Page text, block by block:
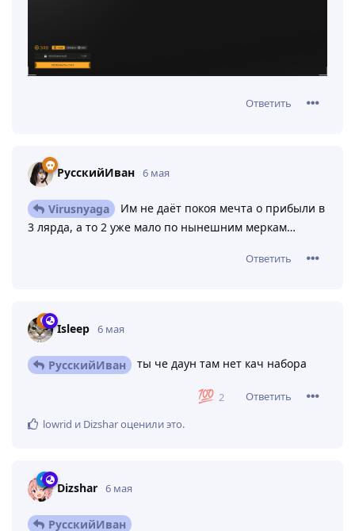
Ответить
РусскийИван 6 мая
Virusnyaga
Им не даёт покоя мечта о прибыли в
3 лярда, а то 2 уже мало по нынешним меркам…
Ответить
Isleep 6 мая
РусскийИван ты че даун там нет кач набора
2
Ответить
lowrid и Dizsharоценили это.
Dizshar 6 мая
РусскийИван